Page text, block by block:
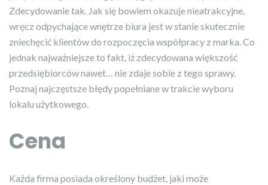
Zdecydowanie tak. Jak się bowiem okazuje nieatrakcyjne,
wręcz odpychające wnętrze biura jest w stanie skutecznie
zniechęcić klientów do rozpoczęcia współpracy z marka. Co
jednak najważniejsze to fakt, iż zdecydowana większość
przedsiębiorców nawet… nie zdaje sobie z tego sprawy.
Poznaj najczęstsze błędy popełniane w trakcie wyboru
lokalu użytkowego.
Cena
Każda firma posiada określony budżet, jaki może